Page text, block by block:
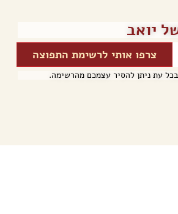
יואב
צרפו אותי לרשימת התפוצה
עת ניתן להסיר עצמכם מהרשימה.